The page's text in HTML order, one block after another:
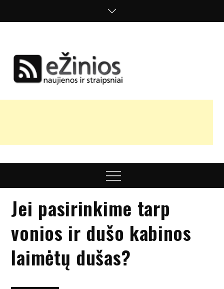
nuomonės
Menu
Jei pasirinkime tarp
vonios ir dušo kabinos
laimėtų dušas?